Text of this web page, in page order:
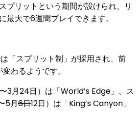
プリットという期間が設けられ、リ
最大で6週間プレイできます。
「スプリット制」 が採用され、 前
わるようです。
3月24日）は「World’s Edge」、 ス
5月6日12日）は「King’s Canyon」